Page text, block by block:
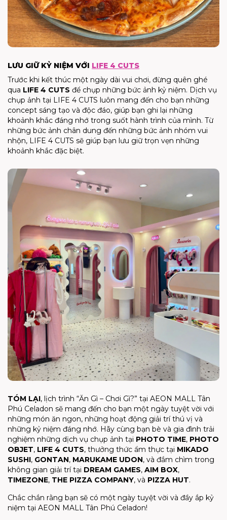
LƯU GIỮ KỶ NIỆM VỚI LIFE 4 CUTS
Trước khi kết thúc một ngày dài vui chơi, đừng quên ghé
qua LIFE 4 CUTS để chụp những bức ảnh kỷ niệm. Dịch vụ
chụp ảnh tại LIFE 4 CUTS luôn mang đến cho bạn những
concept sáng tạo và độc đáo, giúp bạn ghi lại những
khoảnh khắc đáng nhớ trong suốt hành trình của mình. Từ
những bức ảnh chân dung đến những bức ảnh nhóm vui
nhộn, LIFE 4 CUTS sẽ giúp bạn lưu giữ trọn vẹn những
khoảnh khắc đặc biệt.
TÓM LẠI, lịch trình “Ăn Gì – Chơi Gì?” tại AEON MALL Tân
Phú Celadon sẽ mang đến cho bạn một ngày tuyệt vời với
những món ăn ngon, những hoạt động giải trí thú vị và
những kỷ niệm đáng nhớ. Hãy cùng bạn bè và gia đình trải
nghiệm những dịch vụ chụp ảnh tại PHOTO TIME, PHOTO
OBJET, LIFE 4 CUTS, thưởng thức ẩm thực tại MIKADO
SUSHI, GONTAN, MARUKAME UDON, và đắm chìm trong
không gian giải trí tại DREAM GAMES, AIM BOX,
TIMEZONE, THE PIZZA COMPANY, và PIZZA HUT.
Chắc chắn rằng bạn sẽ có một ngày tuyệt vời và đầy ắp kỷ
niệm tại AEON MALL Tân Phú Celadon!